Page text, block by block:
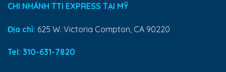
CHI NHÁNH TTI EXPRESS TẠI MỸ
Địa chỉ: 625 W. Victoria Compton, CA 90220
Tel: 310-631-7820